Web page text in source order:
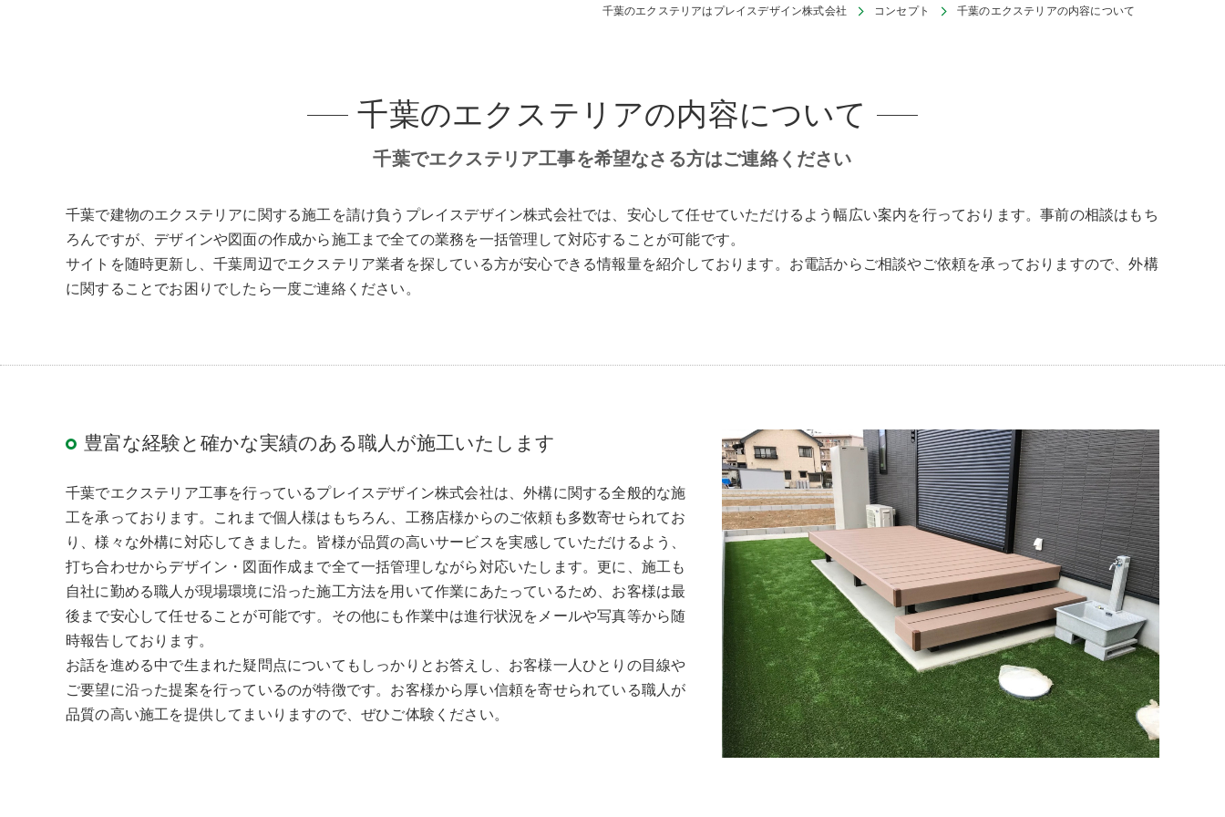
千葉のエクステリアはプレイスデザイン株式会社 コンセプト 千葉のエクステリアの内容について
千葉でエクステリア工事を希望なさる方はご連絡ください
千葉のエクステリアの内容について
千葉で建物のエクステリアに関する施工を請け負うプレイスデザイン株式会社では、安心して任せていただけるよう幅広い案内を行っております。事前の相談はもち
ろんですが、デザインや図面の作成から施工まで全ての業務を一括管理して対応することが可能です。
サイトを随時更新し、千葉周辺でエクステリア業者を探している方が安心できる情報量を紹介しております。お電話からご相談やご依頼を承っておりますので、外構
に関することでお困りでしたら一度ご連絡ください。
豊富な経験と確かな実績のある職人が施工いたします
千葉でエクステリア工事を行っているプレイスデザイン株式会社は、外構に関する全般的な施
工を承っております。これまで個人様はもちろん、工務店様からのご依頼も多数寄せられてお
り、様々な外構に対応してきました。皆様が品質の高いサービスを実感していただけるよう、
打ち合わせからデザイン・図面作成まで全て一括管理しながら対応いたします。更に、施工も
自社に勤める職人が現場環境に沿った施工方法を用いて作業にあたっているため、お客様は最
後まで安心して任せることが可能です。その他にも作業中は進行状況をメールや写真等から随
時報告しております。
お話を進める中で生まれた疑問点についてもしっかりとお答えし、お客様一人ひとりの目線や
ご要望に沿った提案を行っているのが特徴です。お客様から厚い信頼を寄せられている職人が
品質の高い施工を提供してまいりますので、ぜひご体験ください。